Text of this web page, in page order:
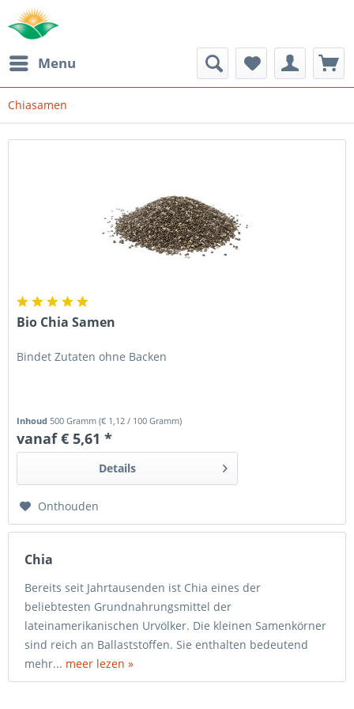
Menu
Chiasamen
Bio Chia Samen
Bindet Zutaten ohne Backen
Inhoud500 Gramm(€ 1,12 / 100 Gramm)
vanaf € 5,61 *
Details
Onthouden
Chia
Bereits seit Jahrtausenden ist Chia eines der
beliebtesten Grundnahrungsmittel der
lateinamerikanischen Urvölker. Die kleinen Samenkörner
sind reich an Ballaststoffen. Sie enthalten bedeutend
mehr... meer lezen »